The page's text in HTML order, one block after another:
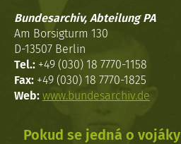
Bundesarchiv, Abteilung PA
Am Borsigturm 130
D-13507 Berlin
Tel.: +49 (030) 18 7770-1158
Fax: +49 (030) 18 7770-1825
Web: www.bundesarchiv.de
Pokud se jedná o